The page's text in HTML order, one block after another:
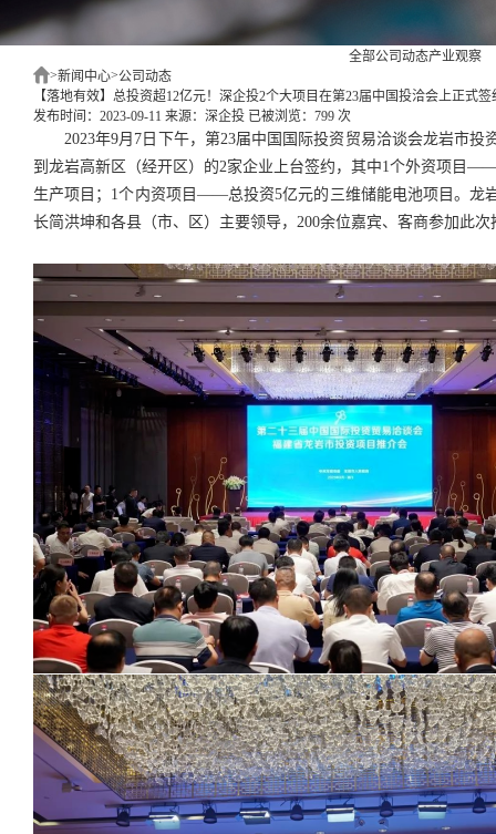
全部公司动态产业观察
>新闻中心>公司动态
【落地有效】总投资超12亿元！深企投2个大项目在第23届中国投洽会上正式签
发布时间：2023-09-11 来源：深企投 已被浏览：799 次
2023年9月7日下午，第23届中国国际投资贸易洽谈会龙岩市
到龙岩高新区（经开区）的2家企业上台签约，其中1个外资项目
生产项目；1个内资项目——总投资5亿元的三维储能电池项目。龙
长简洪坤和各县（市、区）主要领导，200余位嘉宾、客商参加此次